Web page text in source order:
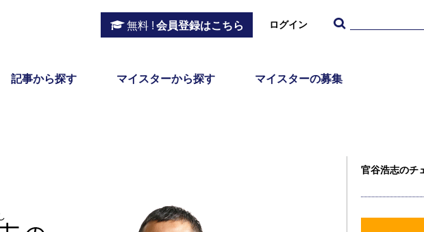
無料 ! 会員登録はこちら ログイン
記事から探す マイスターから探す マイスターの募集
官谷浩志のチ